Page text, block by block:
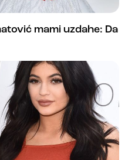
mami uzdahe: Da